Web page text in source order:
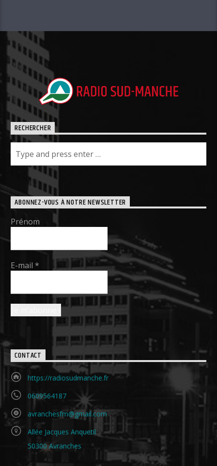
RECHERCHER
ABONNEZ-VOUS À NOTRE NEWSLETTER
Prénom
E-mail*
CONTACT
https://radiosudmanche.fr
0609564187
avranchesfm@gmail.com
Allée Jacques Anquetil
50300 Avranches